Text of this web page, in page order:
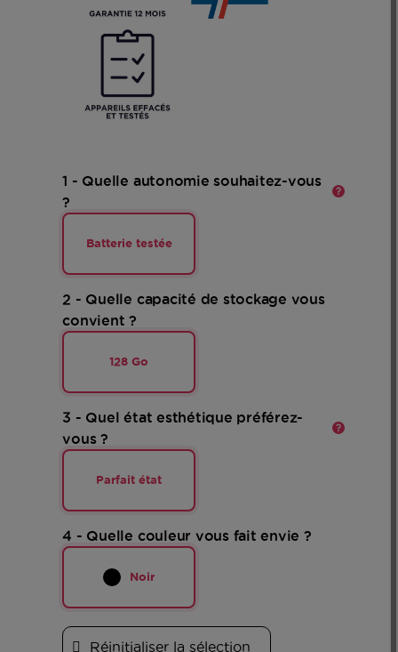
1 - Quelle autonomie souhaitez-vous
?
Batterie testée
2 - Quelle capacité de stockage vous
convient ?
128 Go
3 - Quel état esthétique préférez-
vous ?
Parfait état
4 - Quelle couleur vous fait envie ?
Noir
Réinitialiser la sélection